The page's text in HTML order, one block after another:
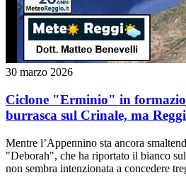
30 marzo 2026
Ciclone "Erminio" in
burrasca sul Crinale, ma
Mentre l’Appennino sta ancora
"Deborah", che ha riportato il bianco
non sembra intenzionata a concedere